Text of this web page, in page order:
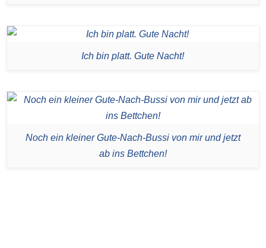
Ich bin platt. Gute Nacht!
Noch ein kleiner Gute-Nach-Bussi von mir und jetzt
ab ins Bettchen!